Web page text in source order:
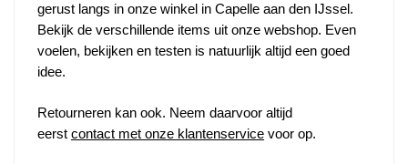
gerust langs in onze winkel in Capelle aan den IJssel.
Bekijk de verschillende items uit onze webshop. Even
voelen, bekijken en testen is natuurlijk altijd een goed
idee.
Retourneren kan ook. Neem daarvoor altijd
eerst contact met onze klantenservice voor op.